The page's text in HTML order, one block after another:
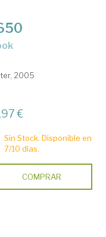
2005
€
Sin Stock. Disponible en
7/10 días.
COMPRAR